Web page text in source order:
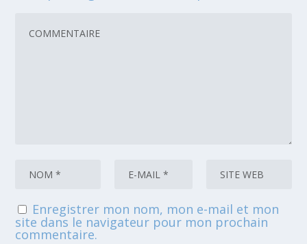
Enregistrer mon nom, mon e-mail et mon
site dans le navigateur pour mon prochain
commentaire.